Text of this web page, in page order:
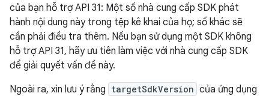
của bạn hỗ trợ API 31: Một số nhà cung cấp SDK phát
hành nội dung này trong tệp kê khai của họ; số khác sẽ
cần phải điều tra thêm. Nếu bạn sử dụng một SDK không
hỗ trợ API 31, hãy ưu tiên làm việc với nhà cung cấp SDK
để giải quyết vấn đề này.
Ngoài ra, xin lưu ý rằng targetSdkVersion của ứng dụng